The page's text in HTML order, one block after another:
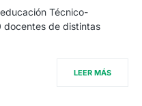
Técnico-
docentes de distintas
LEER MÁS